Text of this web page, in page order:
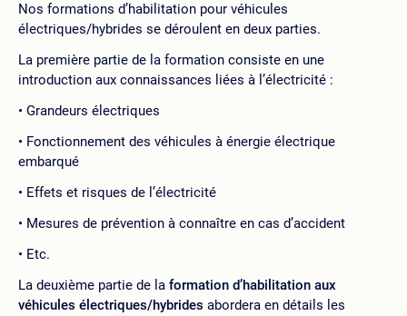
Nos formations d’habilitation pour véhicules
électriques/hybrides se déroulent en deux parties.
La première partie de la formation consiste en une
introduction aux connaissances liées à l’électricité :
Grandeurs électriques
Fonctionnement des véhicules à énergie électrique
embarqué
Effets et risques de l’électricité
Mesures de prévention à connaître en cas d’accident
Etc.
La deuxième partie de la formation d’habilitation aux
véhicules électriques/hybrides abordera en détails les